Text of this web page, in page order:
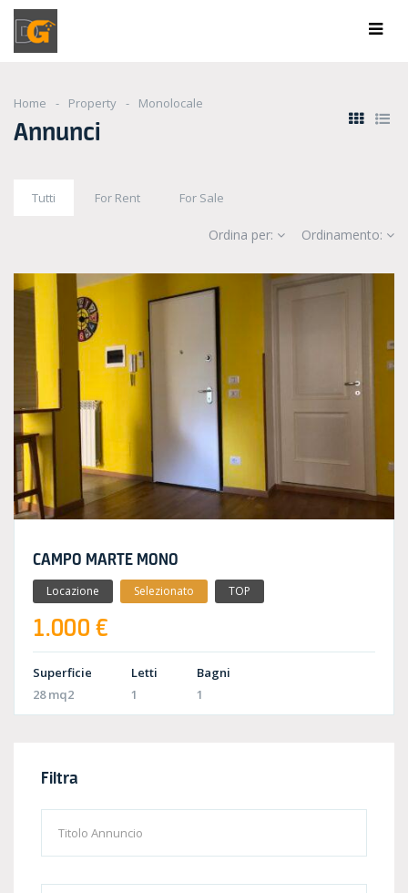
Home Property Monolocale
Annunci
Tutti For Rent For Sale
Ordina per: Ordinamento:
CAMPO MARTE MONO
Locazione Selezionato TOP
1.000 €
Superficie
28 mq2
Letti
1
Bagni
1
Filtra